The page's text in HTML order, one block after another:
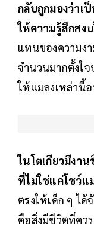
กลับถูกมองว่าเ
ให้ความรู้สึกสง
แทนของความง
จำนวนมากตั้งใ
ให้แมลงเหล่านี้
ในโตเกียวมีงา
ที่ไม่ใช่แค่โชว์แ
ตรงให้เด็ก ๆ ได้
คือสิ่งมีชีวิตที่คว